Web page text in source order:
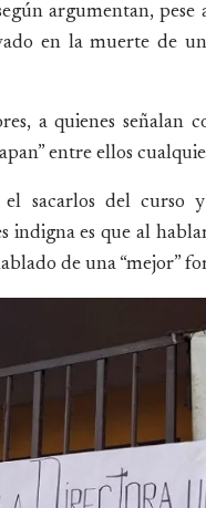
argumentan, pese
en la muerte de
a quienes señalan
entre ellos
sacarlos del curso
indigna es que al
de una “mejor”